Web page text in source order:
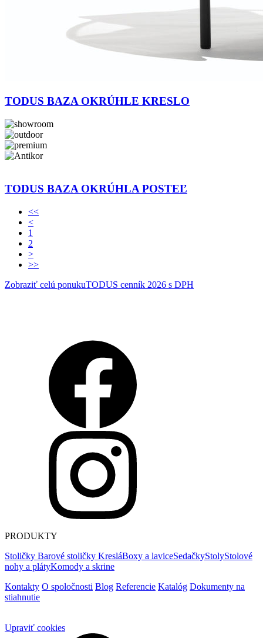
TODUS BAZA OKRÚHLE KRESLO
TODUS BAZA OKRÚHLA POSTEĽ
<<
<
1
2
>
>>
Zobraziť celú ponukuTODUS cenník 2026 s DPH
PRODUKTY
Stoličky Barové stoličky KresláBoxy a laviceSedačkyStolyStolové
nohy a plátyKomody a skrine
Kontakty O spoločnosti Blog Referencie Katalóg Dokumenty na
stiahnutie
Upraviť cookies